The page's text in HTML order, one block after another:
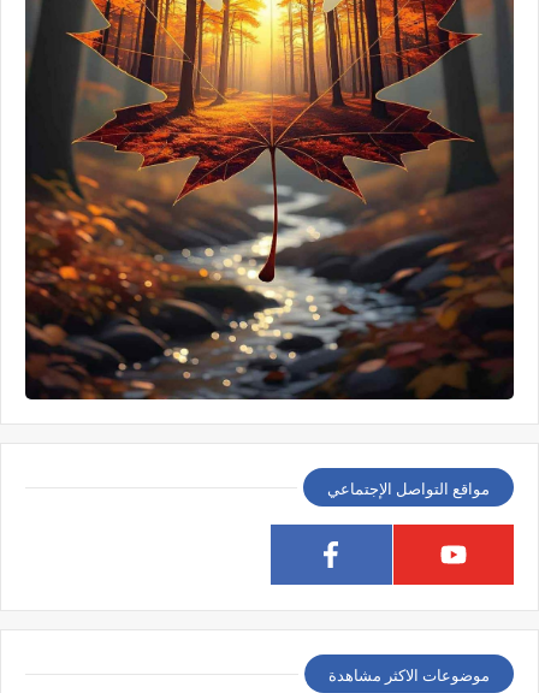
مواقع التواصل الإجتماعي
موضوعات الاكثر مشاهدة